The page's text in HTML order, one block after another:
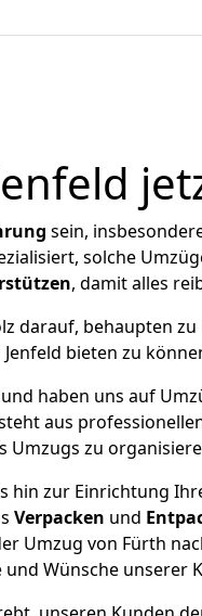
sein,
solche
, damit alles
darauf, behaupten
bieten zu
haben uns auf
aus
Umzugs zu
zur Einrichtung
Verpacken und
Umzug von Fürth
Wünsche unserer